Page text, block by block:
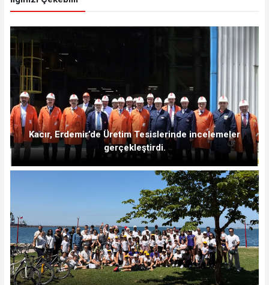
Kacır, Erdemir’de Üretim Tesislerinde incelemeler
gerçekleştirdi.